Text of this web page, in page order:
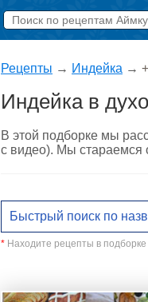
Рецепты → Индейка →
Индейка в
В этой подборке мы
с видео). Мы стараемся
* Находите рецепты в